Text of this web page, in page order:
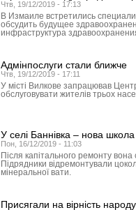
Чтв, 19/12/2019 - 17:13
В Измаиле встретились
обсудить будущее
инфраструктура
Адмінпослуги стали ближче
Чтв, 19/12/2019 - 17:11
У місті Вилкове запрацював
обслуговувати жителів трьох
У селі Баннівка – нова школа
Пон, 16/12/2019 - 11:03
Після капітального ремонту вона
Підрядники відремонтували
мінеральної вати.
Присягали на вірність народу